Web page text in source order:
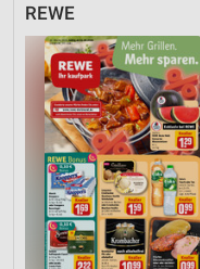
REWE
Erstellung von Profilen
Werbung
Verwendung von
personalisierter
Erstellung von Profilen
von Inhalten
Verwendung von
personalisierter Inhalte